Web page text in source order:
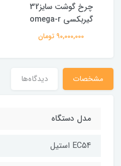
چرخ گوشت سایز32
گیربکسی omega-r
90,000,000 تومان
مشخصات دیدگاه‌ها
مدل دستگاه
EC54 استیل